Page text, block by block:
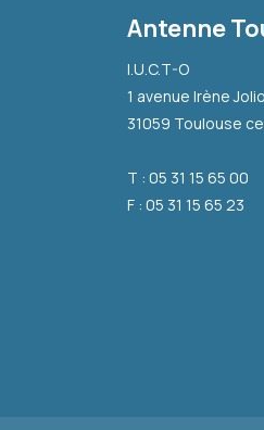
Antenne
I.U.C.T-O
1 avenue Irène
31059 Toulouse
T : 05 31 15 65 00
F : 05 31 15 65 23